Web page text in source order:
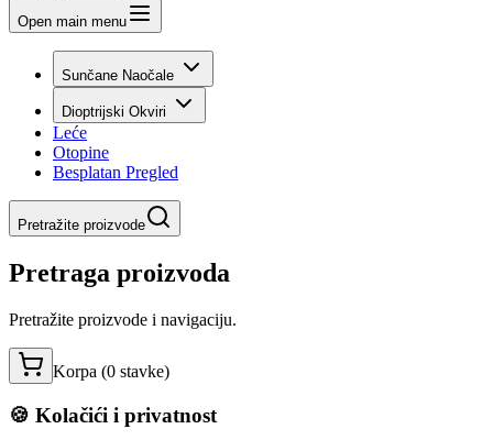
Open main menu
Sunčane Naočale
Dioptrijski Okviri
Leće
Otopine
Besplatan Pregled
Pretražite proizvode
Pretraga proizvoda
Pretražite proizvode i navigaciju.
Korpa (0 stavke)
🍪 Kolačići i privatnost